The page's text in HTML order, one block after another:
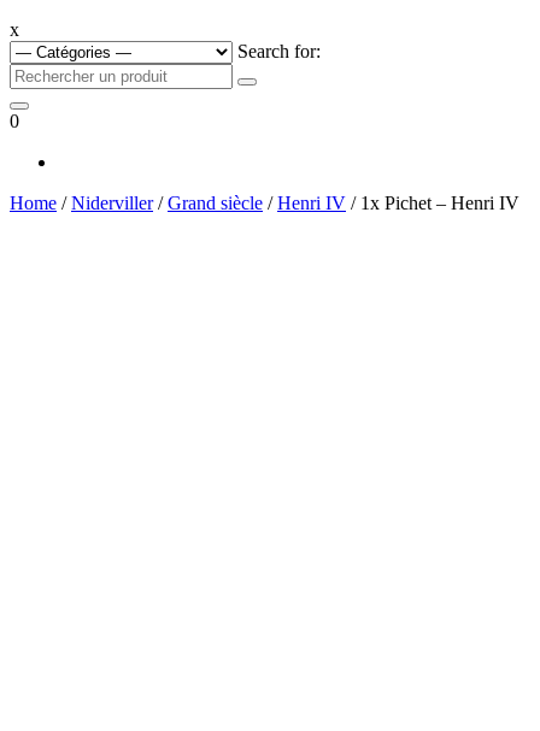
x
Search for:
0
Home /Niderviller/Grand siècle /Henri IV / 1x Pichet – Henri IV